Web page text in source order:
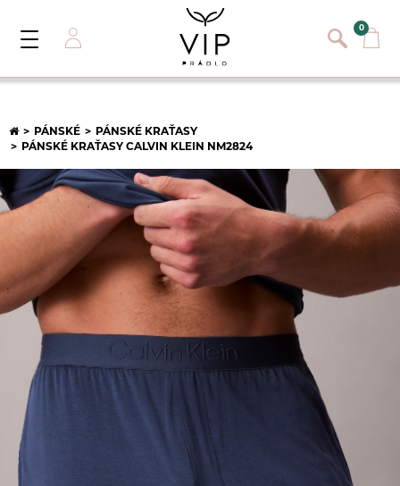
Přihlásit se
Registrace nového zákazníka
Zapomněli jste heslo ?
PŘIHLÁSIT
0
Toggle
PÁNSKÉ
PÁNSKÉ KRAŤASY
PÁNSKÉ KRAŤASY CALVIN KLEIN NM2824